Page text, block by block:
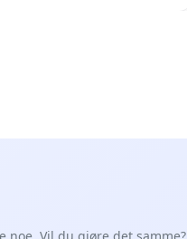
noe. Vil du gjøre det samme?